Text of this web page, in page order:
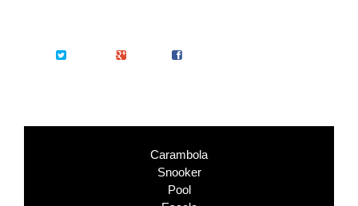
Google+
Carambola
Snooker
Pool